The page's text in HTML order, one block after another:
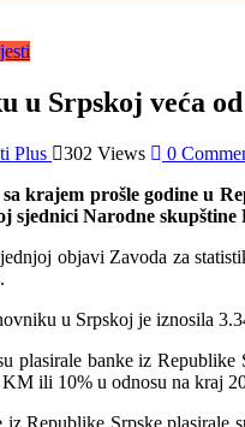
u Srpskoj veća
Plus 302 Views 0
krajem prošle godine u
sjednici Narodne skupštine
objavi Zavoda za
u Srpskoj je iznosila
plasirale banke iz
ili 10% u odnosu na kraj
Republike Srpske